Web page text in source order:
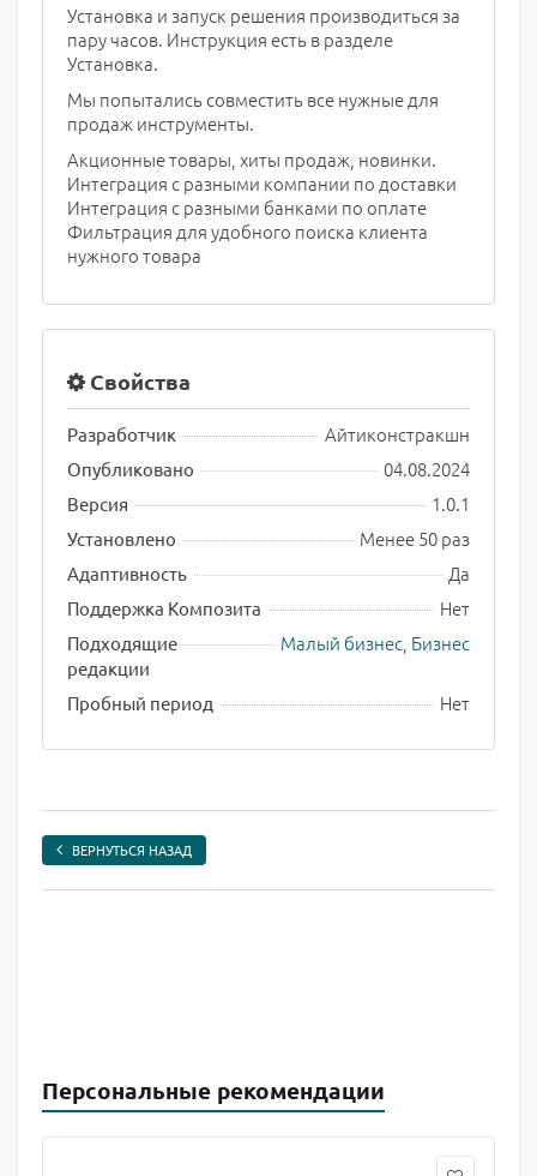
Установка и запуск решения производиться за
пару часов. Инструкция есть в разделе
Установка.
Мы попытались совместить все нужные для
продаж инструменты.
Акционные товары, хиты продаж, новинки.
Интеграция с разными компании по доставки
Интеграция с разными банками по оплате
Фильтрация для удобного поиска клиента
нужного товара
Свойства
Разработчик Айтиконстракшн
Опубликовано 04.08.2024
Версия 1.0.1
Установлено Менее 50 раз
Адаптивность Да
Поддержка Композита Нет
Подходящие
редакции
Малый бизнес Бизнес
Пробный период Нет
ВЕРНУТЬСЯ НАЗАД
Персональные рекомендации